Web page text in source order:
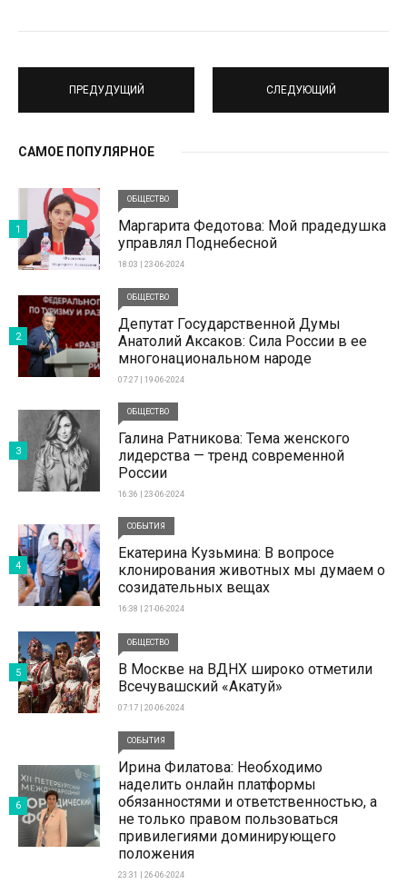
ПРЕДУДУЩИЙ СЛЕДУЮЩИЙ
САМОЕ ПОПУЛЯРНОЕ
ОБЩЕСТВО
Маргарита Федотова: Мой прадедушка
управлял Поднебесной
18:03 | 23-06-2024
1
ОБЩЕСТВО
Депутат Государственной Думы
Анатолий Аксаков: Сила России в ее
многонациональном народе
07:27 | 19-06-2024
2
ОБЩЕСТВО
Галина Ратникова: Тема женского
лидерства — тренд современной
России
16:36 | 23-06-2024
3
СОБЫТИЯ
Екатерина Кузьмина: В вопросе
клонирования животных мы думаем о
созидательных вещах
16:38 | 21-06-2024
4
ОБЩЕСТВО
В Москве на ВДНХ широко отметили
Всечувашский «Акатуй»
07:17 | 20-06-2024
5
СОБЫТИЯ
Ирина Филатова: Необходимо
наделить онлайн платформы
обязанностями и ответственностью, а
не только правом пользоваться
привилегиями доминирующего
положения
23:31 | 26-06-2024
6